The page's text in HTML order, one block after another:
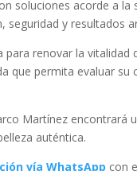
soluciones acorde a
seguridad y resultados
para renovar la
que permita evaluar
Martínez encontrará
auténtica.
vía WhatsApp con